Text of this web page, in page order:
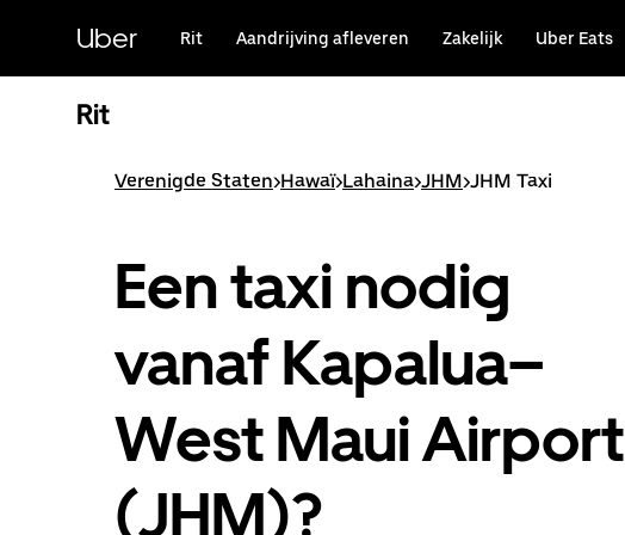
hoofdinhoudUber Rit Aandrijving afleveren Zakelijk Uber Eats
Rit
Verenigde Staten>Hawaï>Lahaina>JHM>JHM Taxi
Een taxi nodig
vanaf Kapalua–
West Maui Airport
(JHM)?